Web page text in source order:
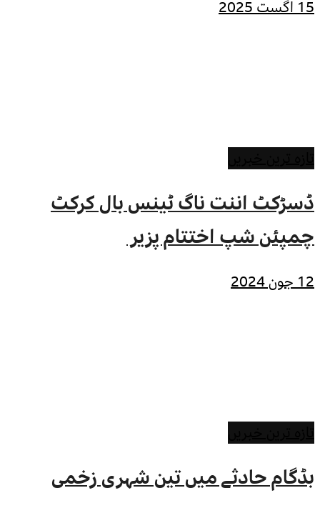
15 اگست 2025
ڈسڑکٹ اننت ناگ ٹینس بال کرکٹ
چمپئن شپ اختتام پزیر
12 جون 2024
بڈگام حادثے میں تین شہری زخمی